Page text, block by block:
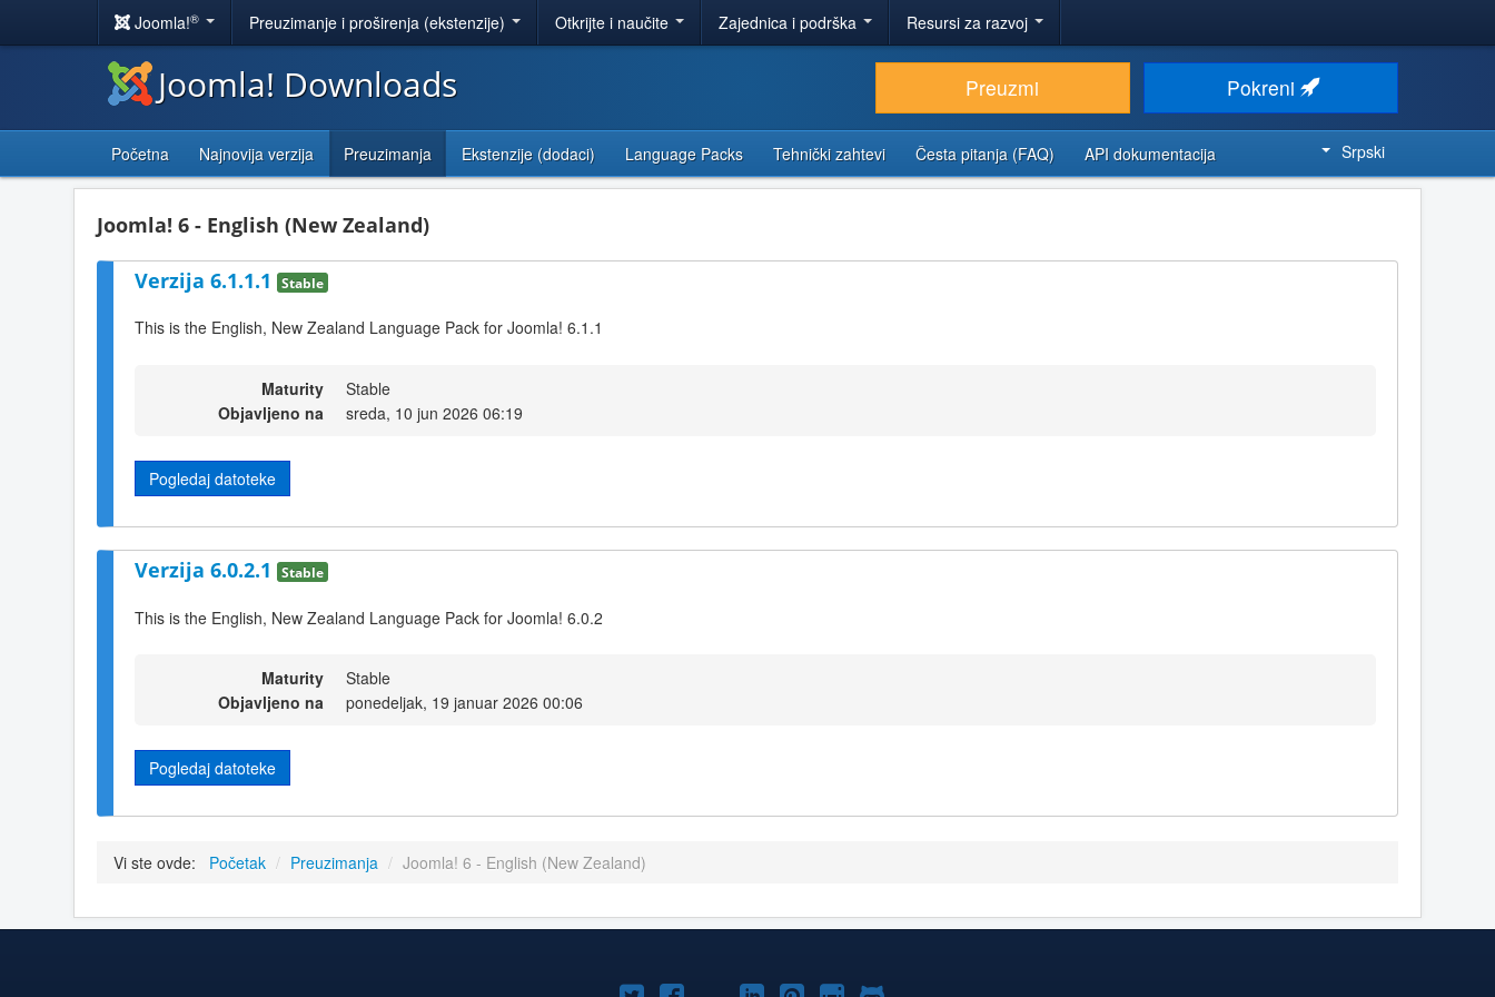
Joomla!® Preuzimanje i proširenja (ekstenzije) Otkrijte i naučite Zajednica i podrška Resursi za razvoj
Joomla! Downloads Preuzmi Pokreni
Početna Najnovija verzija Preuzimanja Ekstenzije (dodaci) Language Packs Tehnički zahtevi Česta pitanja (FAQ) API dokumentacija Srpski
Joomla! 6 - English (New Zealand)
Verzija 6.1.1.1 Stable
This is the English, New Zealand Language Pack for Joomla! 6.1.1
Maturity
Stable
Objavljeno na
sreda, 10 jun 2026 06:19
Pogledaj datoteke
Verzija 6.0.2.1 Stable
This is the English, New Zealand Language Pack for Joomla! 6.0.2
Maturity
Stable
Objavljeno na
ponedeljak, 19 januar 2026 00:06
Pogledaj datoteke
Vi ste ovde: Početak / Preuzimanja / Joomla! 6 - English (New Zealand)